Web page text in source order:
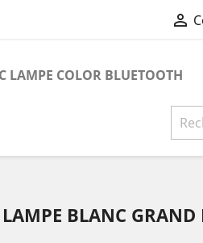

LAMPE COLOR BLUETOOTH
BLANC GRAND